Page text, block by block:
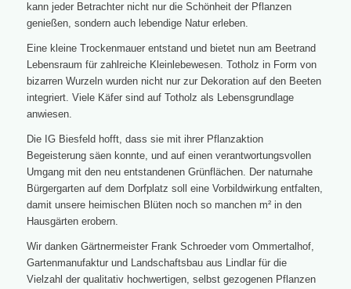
kann jeder Betrachter nicht nur die Schönheit der Pflanzen
genießen, sondern auch lebendige Natur erleben.
Eine kleine Trockenmauer entstand und bietet nun am Beetrand
Lebensraum für zahlreiche Kleinlebewesen. Totholz in Form von
bizarren Wurzeln wurden nicht nur zur Dekoration auf den Beeten
integriert. Viele Käfer sind auf Totholz als Lebensgrundlage
anwiesen.
Die IG Biesfeld hofft, dass sie mit ihrer Pflanzaktion
Begeisterung säen konnte, und auf einen verantwortungsvollen
Umgang mit den neu entstandenen Grünflächen. Der naturnahe
Bürgergarten auf dem Dorfplatz soll eine Vorbildwirkung entfalten,
damit unsere heimischen Blüten noch so manchen m² in den
Hausgärten erobern.
Wir danken Gärtnermeister Frank Schroeder vom Ommertalhof,
Gartenmanufaktur und Landschaftsbau aus Lindlar für die
Vielzahl der qualitativ hochwertigen, selbst gezogenen Pflanzen